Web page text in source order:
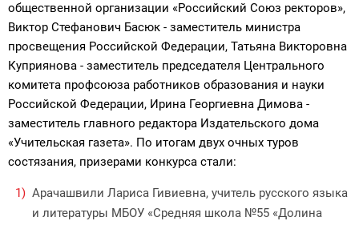
общественной организации «Российский Союз ректоров»,
Виктор Стефанович Басюк - заместитель министра
просвещения Российской Федерации, Татьяна Викторовна
Куприянова - заместитель председателя Центрального
комитета профсоюза работников образования и науки
Российской Федерации, Ирина Георгиевна Димова -
заместитель главного редактора Издательского дома
«Учительская газета». По итогам двух очных туров
состязания, призерами конкурса стали:
Арачашвили Лариса Гивиевна, учитель русского языка
и литературы МБОУ «Средняя школа №55 «Долина